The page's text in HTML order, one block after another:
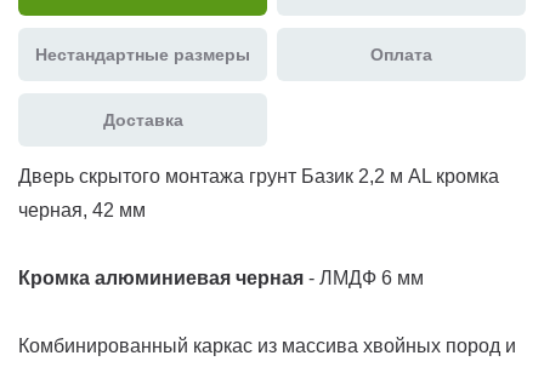
Нестандартные размеры Оплата
Доставка
Дверь скрытого монтажа грунт Базик 2,2 м AL кромка
черная, 42 мм
Кромка алюминиевая черная - ЛМДФ 6 мм
Комбинированный каркас из массива хвойных пород и